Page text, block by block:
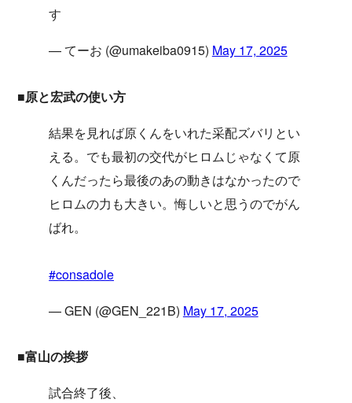
す
— てーお (@umakeiba0915) May 17, 2025
■原と宏武の使い方
結果を見れば原くんをいれた采配ズバリとい
える。でも最初の交代がヒロムじゃなくて原
くんだったら最後のあの動きはなかったので
ヒロムの力も大きい。悔しいと思うのでがん
ばれ。
#consadole
— GEN (@GEN_221B) May 17, 2025
■富山の挨拶
試合終了後、